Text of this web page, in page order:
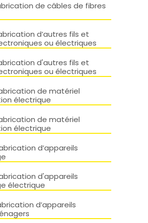
de câbles de fibres
d’autres fils et
ou électriques
d'autres fils et
ou électriques
de matériel
électrique
de matériel
électrique
d’appareils
d'appareils
électrique
d’appareils